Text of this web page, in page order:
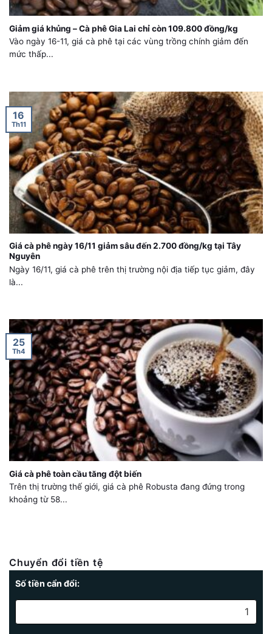
Giảm giá khủng – Cà phê Gia Lai chỉ còn 109.800 đồng/kg
Vào ngày 16-11, giá cà phê tại các vùng trồng chính giảm đến
mức thấp...
Giá cà phê ngày 16/11 giảm sâu đến 2.700 đồng/kg tại Tây
Nguyên
Ngày 16/11, giá cà phê trên thị trường nội địa tiếp tục giảm, đây
là...
16
Th11
Giá cà phê toàn cầu tăng đột biến
Trên thị trường thế giới, giá cà phê Robusta đang đứng trong
khoảng từ 58...
25
Th4
Chuyển đổi tiền tệ
Số tiền cẩn đổi: